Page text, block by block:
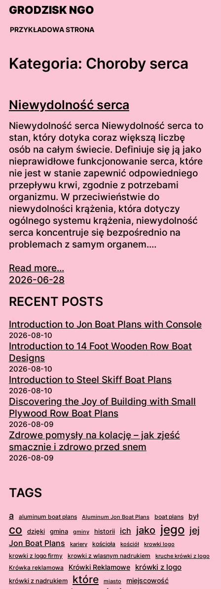
Skip
content
GRODZISK NGO
PRZYKŁADOWA STRONA
Kategoria: Choroby serca
Niewydolność serca
Niewydolność serca Niewydolność serca to
stan, który dotyka coraz większą liczbę
osób na całym świecie. Definiuje się ją jako
nieprawidłowe funkcjonowanie serca, które
nie jest w stanie zapewnić odpowiedniego
przepływu krwi, zgodnie z potrzebami
organizmu. W przeciwieństwie do
niewydolności krążenia, która dotyczy
ogólnego systemu krążenia, niewydolność
serca koncentruje się bezpośrednio na
problemach z samym organem.…
Read more...
2026-06-28
RECENT POSTS
Introduction to Jon Boat Plans with Console
2026-08-10
Introduction to 14 Foot Wooden Row Boat
Designs
2026-08-10
Introduction to Steel Skiff Boat Plans
2026-08-10
Discovering the Joy of Building with Small
Plywood Row Boat Plans
2026-08-09
Zdrowe pomysły na kolację – jak zjeść
smacznie i zdrowo przed snem
2026-08-09
TAGS
a aluminum boat plans Aluminum Jon Boat Plans boat plans był
co dzięki gmina gminy historii ich jako jego jej
Jon Boat Plans kariery kościoła kościół krowki logo
krowki z logo firmy krowki z wlasnym nadrukiem kruche krówki z logo
Krówka reklamowa Krówki Reklamowe krówki z logo
krówki z nadrukiem które miasto miejscowość